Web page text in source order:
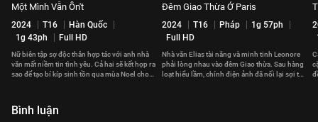
Một Mình Vẫn Ổn't
2024 T16
Hàn Quốc
1g 43ph
Full HD
Nữ biên tập sợ độc thân hợp tác với anh nhà
văn mất niềm tin tình yêu. Cả hai sẽ kết hợp ra
sao để tạo bí kíp sinh tồn qua mùa Noel cho
Đêm Giao Thừa Ở Paris
2024 T16 Pháp
1g 57ph
Full HD
Nhà văn Elias tài năng và minh tinh Leonore
phải lòng nhau vào đêm Giao thừa. Sau hàng
loạt hiểu lầm, chính điện ảnh đã nối lại sợi tơ
Bình luận